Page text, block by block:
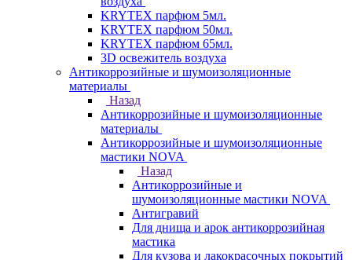
KRYTEX парфюм 5мл.
KRYTEX парфюм 50мл.
KRYTEX парфюм 65мл.
3D освежитель воздуха
Антикоррозийные и шумоизоляционные
материалы
Назад
Антикоррозийные и шумоизоляционные
материалы
Антикоррозийные и шумоизоляционные
мастики NOVA
Назад
Антикоррозийные и
шумоизоляционные мастики NOVA
Антигравий
Для днища и арок антикоррозийная
мастика
Для кузова и лакокрасочных покрытий